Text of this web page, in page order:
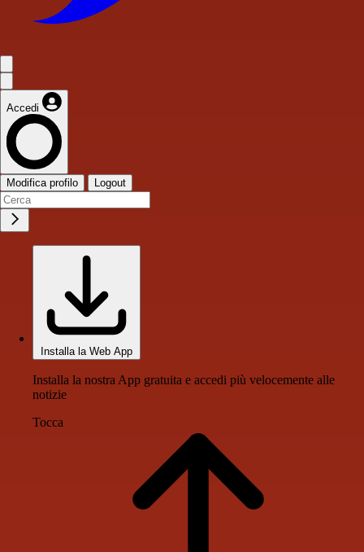
Accedi
Modifica profilo Logout
Installa la Web App
Installa la nostra App gratuita e accedi più velocemente alle
notizie
Tocca